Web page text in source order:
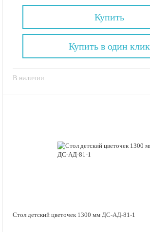
Купить
В наличии
Купить в один клик
Стол детский цветочек 1300 мм ДС-АД-81-1